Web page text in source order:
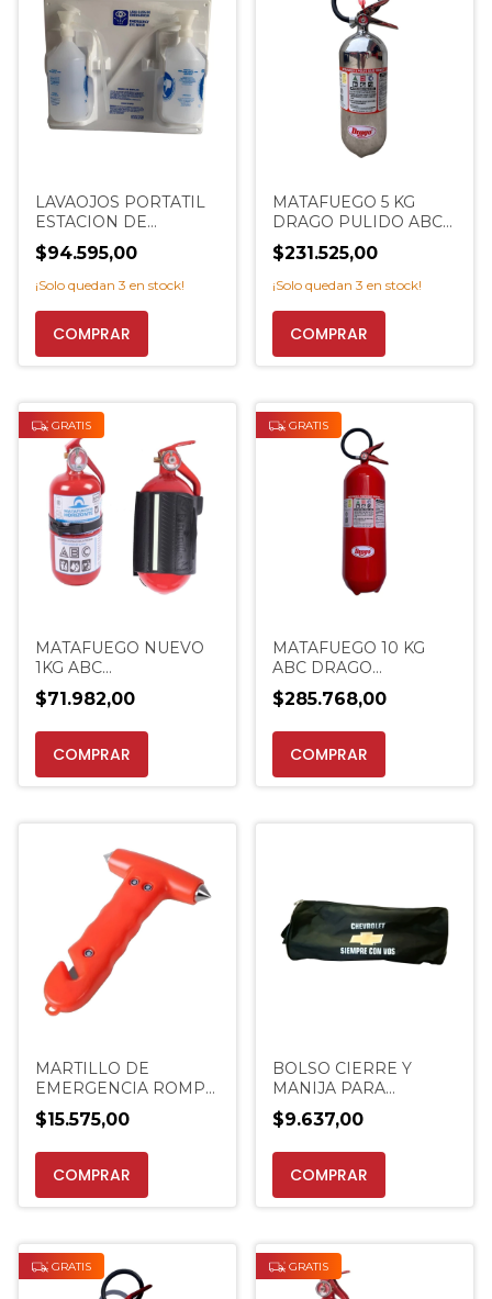
LAVAOJOS PORTATIL
ESTACION DE
EMERGENCIA SERVUS
PROMO
$94.595,00
¡Solo quedan 3 en stock!
MATAFUEGO 5 KG
DRAGO PULIDO ABC
NEGOCIO PROMO
EXTINCENTER
$231.525,00
¡Solo quedan 3 en stock!
GRATIS
MATAFUEGO NUEVO
1KG ABC
REGLAMENTARIO
AUTO VTV CORTO +
FUNDA
$71.982,00
GRATIS
MATAFUEGO 10 KG
ABC DRAGO
ALUMINIO POLVO
PROMO
EXTINCENTER
$285.768,00
MARTILLO DE
EMERGENCIA ROMPE
VIDRIOS PROMO
EXTINCENTER
$15.575,00
BOLSO CIERRE Y
MANIJA PARA
ELEMENTOS MARCA
CHEVROLET SUZUKI
$9.637,00
COMPRAR
GRATIS GRATIS